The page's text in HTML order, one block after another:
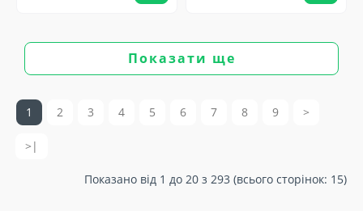
Показати ще
1 2 3 4 5 6 7 8 9 >
>|
Показано від 1 до 20 з 293 (всього сторінок: 15)